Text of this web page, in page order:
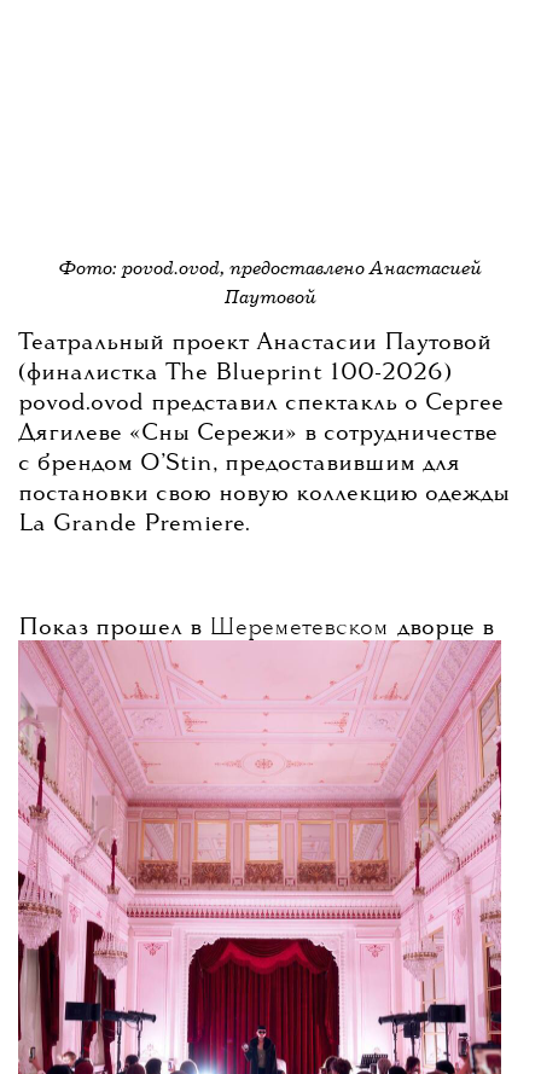
Фото: povod.ovod, предоставлено Анастасией
Паутовой
Театральный проект Анастасии Паутовой
(финалистка The Blueprint 100-2026)
povod.ovod представил спектакль о Сергее
Дягилеве «Сны Сережи» в сотрудничестве
с брендом O’Stin, предоставившим для
постановки свою новую коллекцию одежды
La Grande Premiere.
Показ прошел в Шереметевском дворце в
Петербурге. По словам Анастасии
Паутовой, идея спектакля принадлежала
самому бренду — новая коллекция
посвящена «Русским сезонам», и именно
поэтому предложили обратиться к фигуре
Дягилева.